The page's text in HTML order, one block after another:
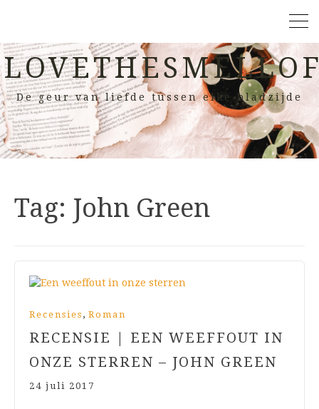
De geur van liefde tussen elke bladzijde
Tag: John Green
Recensies , Roman
RECENSIE | EEN WEEFFOUT IN
ONZE STERREN – JOHN GREEN
24 juli 2017